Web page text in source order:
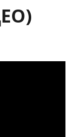
от